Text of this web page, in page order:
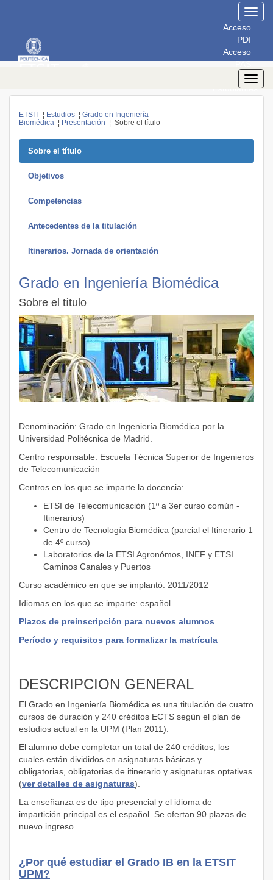
Acceso
PDI
Acceso
PAS
Acceso
Estudiantes
ETSIT ¦ Estudios ¦ Grado en Ingeniería
Biomédica ¦ Presentación ¦ Sobre el título
Sobre el título
Objetivos
Competencias
Antecedentes de la titulación
Itinerarios. Jornada de orientación
Grado en Ingeniería Biomédica
Sobre el título
Denominación: Grado en Ingeniería Biomédica por la
Universidad Politécnica de Madrid.
Centro responsable: Escuela Técnica Superior de Ingenieros
de Telecomunicación
Centros en los que se imparte la docencia:
ETSI de Telecomunicación (1º a 3er curso común -
Itinerarios)
Centro de Tecnología Biomédica (parcial el Itinerario 1
de 4º curso)
Laboratorios de la ETSI Agronómos, INEF y ETSI
Caminos Canales y Puertos
Curso académico en que se implantó: 2011/2012
Idiomas en los que se imparte: español
Plazos de preinscripción para nuevos alumnos
Período y requisitos para formalizar la matrícula
DESCRIPCION GENERAL
El Grado en Ingeniería Biomédica es una titulación de cuatro
cursos de duración y 240 créditos ECTS según el plan de
estudios actual en la UPM (Plan 2011).
El alumno debe completar un total de 240 créditos, los
cuales están divididos en asignaturas básicas y
obligatorias, obligatorias de itinerario y asignaturas optativas
(ver detalles de asignaturas).
La enseñanza es de tipo presencial y el idioma de
impartición principal es el español. Se ofertan 90 plazas de
nuevo ingreso.
¿Por qué estudiar el Grado IB en la ETSIT
UPM?